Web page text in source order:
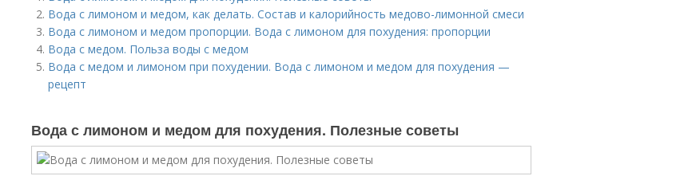
Вода с лимоном и медом, как делать. Состав и калорийность медово-лимонной смеси
Вода с лимоном и медом пропорции. Вода с лимоном для похудения: пропорции
Вода с медом. Польза воды с медом
Вода с медом и лимоном при похудении. Вода с лимоном и медом для похудения —
рецепт
Вода с лимоном и медом для похудения. Полезные советы